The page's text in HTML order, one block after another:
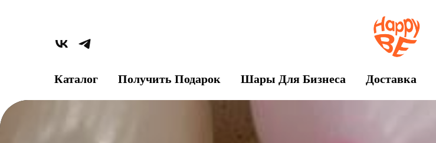
Каталог Получить Подарок Шары Для Бизнеса Доставка